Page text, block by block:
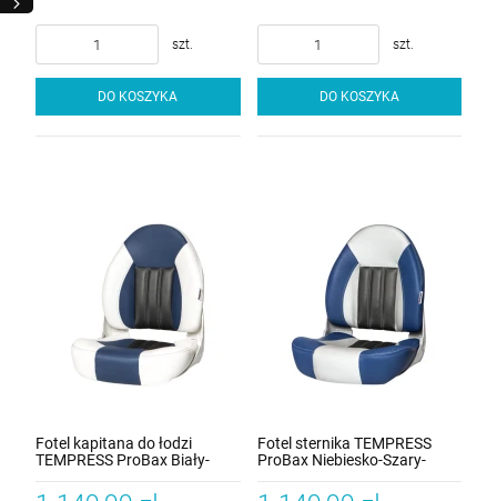
szt.
DO KOSZYKA
szt.
DO KOSZYKA
Fotel kapitana do łodzi
TEMPRESS ProBax Biały-
Fotel sternika TEMPRESS
ProBax Niebiesko-Szary-